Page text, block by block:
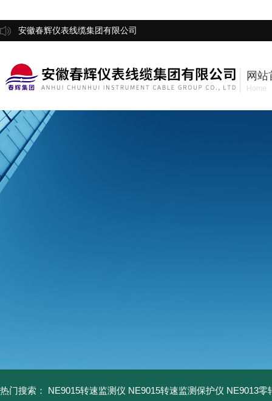
安徽春辉仪表线缆集团有限公司
网站
Home
热门搜索： NE9015转速监测仪 NE9015转速监测保护仪 NE9013零